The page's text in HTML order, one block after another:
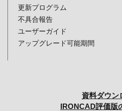
更新プログラム
不具合報告
ユーザーガイド
アップグレード可能期間
資料ダウン
IRONCAD評価版